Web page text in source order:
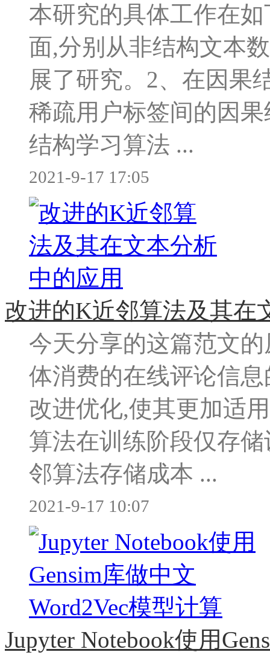
本研究的具体工作在
面,分别从非结构文本
展了研究。2、在因果
稀疏用户标签间的因
结构学习算法 ...
2021-9-17 17:05
改进的K近邻算法及其在
今天分享的这篇范文
体消费的在线评论信
改进优化,使其更加适
算法在训练阶段仅存
邻算法存储成本 ...
2021-9-17 10:07
Jupyter Notebook使用